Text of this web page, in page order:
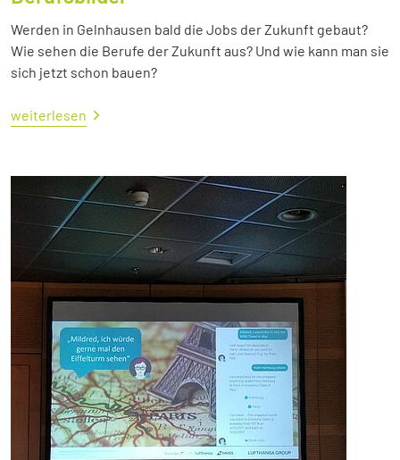
Werden in Gelnhausen bald die Jobs der Zukunft gebaut?
Wie sehen die Berufe der Zukunft aus? Und wie kann man sie
sich jetzt schon bauen?
weiterlesen